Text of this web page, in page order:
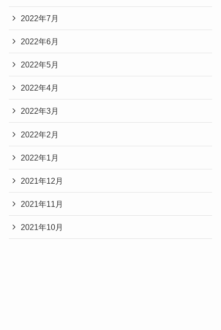
2022年7月
2022年6月
2022年5月
2022年4月
2022年3月
2022年2月
2022年1月
2021年12月
2021年11月
2021年10月